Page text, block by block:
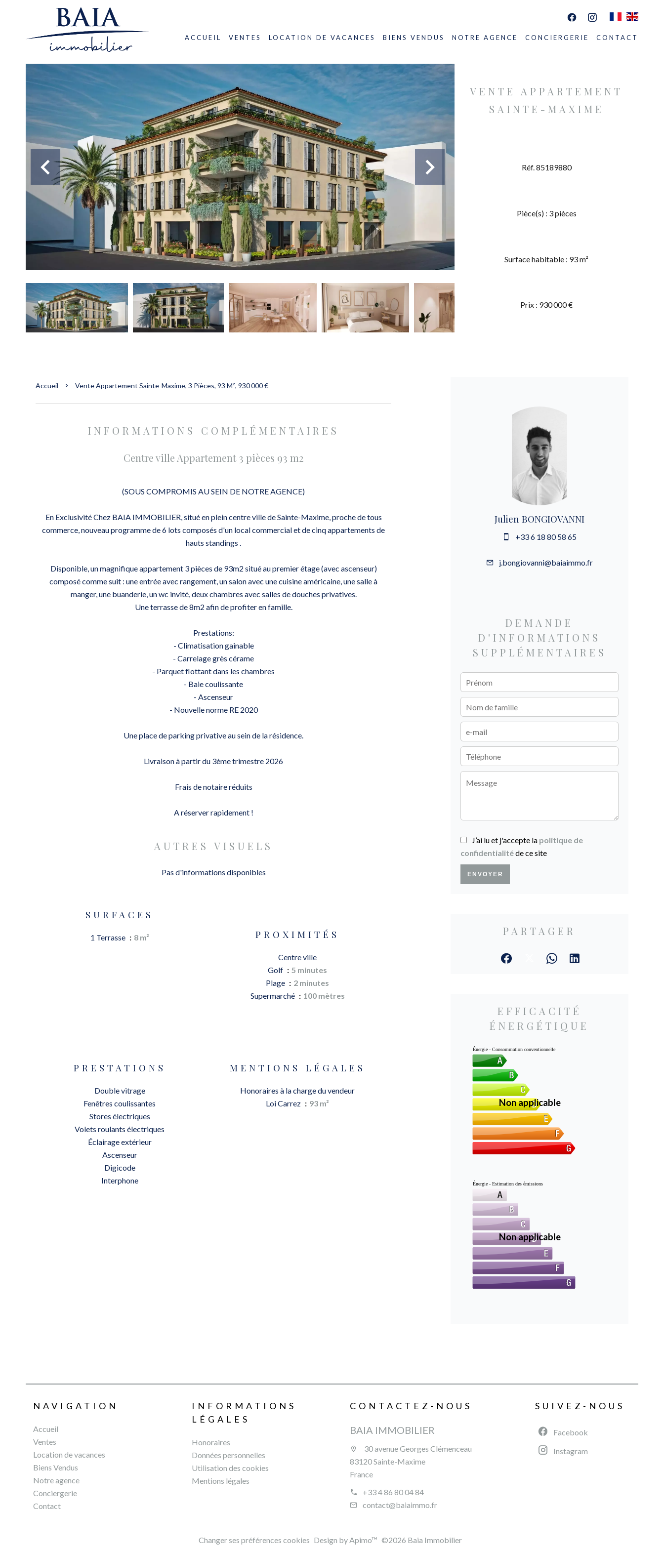
ACCUEIL VENTES LOCATION DE VACANCES BIENS VENDUS NOTRE AGENCE CONCIERGERIE CONTACT
VENTE APPARTEMENT
SAINTE-MAXIME
Réf. 85189880
Pièce(s) : 3 pièces
Surface habitable : 93 m²
Prix : 930 000 €
Accueil Vente Appartement Sainte-Maxime, 3 Pièces, 93 M², 930 000 €
INFORMATIONS COMPLÉMENTAIRES
Centre ville Appartement 3 pièces 93 m2
(SOUS COMPROMIS AU SEIN DE NOTRE AGENCE)
En Exclusivité Chez BAIA IMMOBILIER, situé en plein centre ville de Sainte-Maxime, proche de tous
commerce, nouveau programme de 6 lots composés d'un local commercial et de cinq appartements de
hauts standings .
Disponible, un magnifique appartement 3 pièces de 93m2 situé au premier étage (avec ascenseur)
composé comme suit : une entrée avec rangement, un salon avec une cuisine américaine, une salle à
manger, une buanderie, un wc invité, deux chambres avec salles de douches privatives.
Une terrasse de 8m2 afin de profiter en famille.
Prestations:
- Climatisation gainable
- Carrelage grès cérame
- Parquet flottant dans les chambres
- Baie coulissante
- Ascenseur
- Nouvelle norme RE 2020
Une place de parking privative au sein de la résidence.
Livraison à partir du 3ème trimestre 2026
Frais de notaire réduits
A réserver rapidement !
AUTRES VISUELS
Pas d'informations disponibles
SURFACES
1 Terrasse 8 m² PROXIMITÉS
Centre ville
Golf
5 minutes
Plage
2 minutes
Supermarché
100 mètres
PRESTATIONS
Double vitrage
Fenêtres coulissantes
Stores électriques
Volets roulants électriques
Éclairage extérieur
Ascenseur
Digicode
Interphone
MENTIONS LÉGALES
Honoraires à la charge du vendeur
Loi Carrez
93 m²
Julien BONGIOVANNI
+33 6 18 80 58 65
j.bongiovanni@baiaimmo.fr
DEMANDE
D'INFORMATIONS
SUPPLÉMENTAIRES
J’ai lu et j'accepte la politique de
confidentialitéde ce site
ENVOYER
PARTAGER
EFFICACITÉ
ÉNERGÉTIQUE
Énergie - Consommation conventionnelle
Non applicable
Énergie - Estimation des émissions
Non applicable
NAVIGATION
Accueil
Ventes
Location de vacances
Biens Vendus
Notre agence
Conciergerie
Contact
INFORMATIONS
LÉGALES
Honoraires
Données personnelles
Utilisation des cookies
Mentions légales
CONTACTEZ-NOUS
BAIA IMMOBILIER
30 avenue Georges Clémenceau
83120 Sainte-Maxime
France
+33 4 86 80 04 84
contact@baiaimmo.fr
SUIVEZ-NOUS
Facebook
Instagram
Changer ses préférences cookies Design byApimo™ ©2026 Baia Immobilier